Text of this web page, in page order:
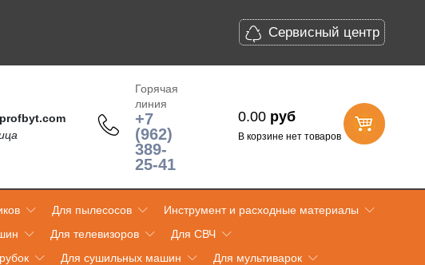
Сервисный центр
Горячая
линия
+7
(962)
389-
25-41
0.00 руб
В корзине нет товаров
Для пылесосов
Инструмент и расходные материалы
Для телевизоров
Для СВЧ
Для сушильных машин
Для мультиварок